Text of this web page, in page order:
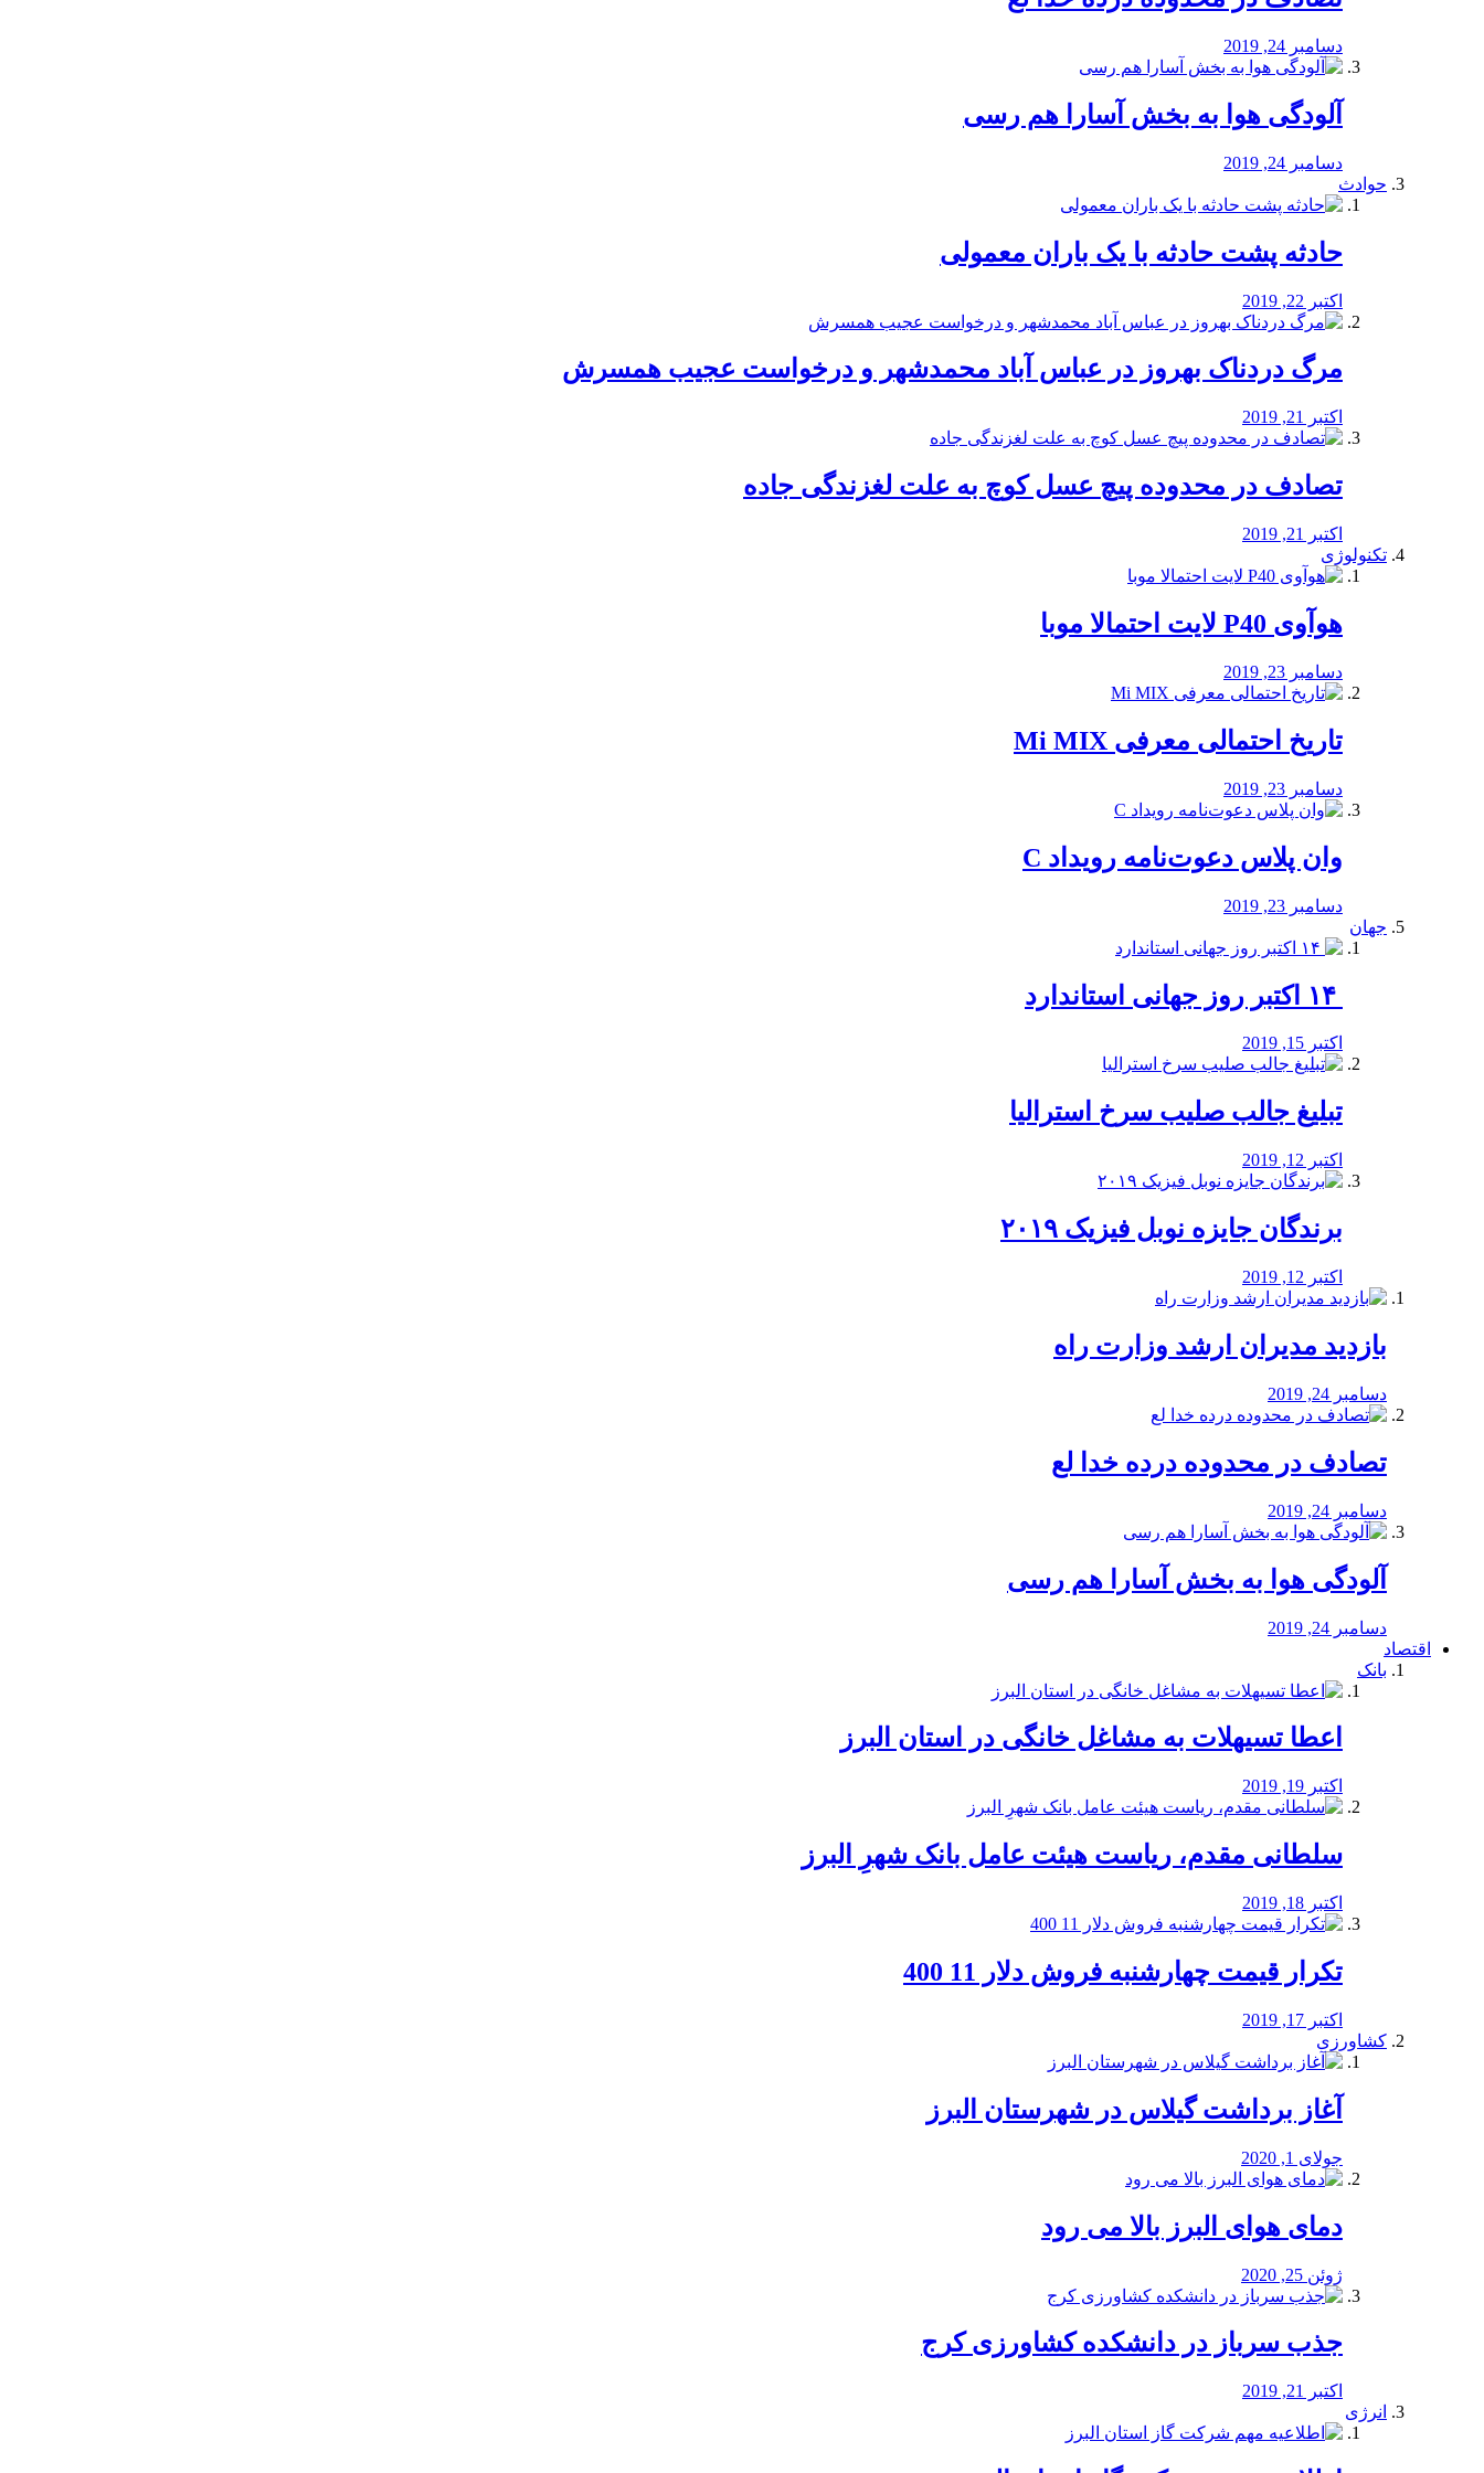
دسامبر 24, 2019
آلودگی هوا به بخش آسارا هم رسی
دسامبر 24, 2019
حوادث
️حادثه پشت حادثه با یک باران معمولی
اکتبر 22, 2019
مرگ دردناک بهروز در عباس آباد محمدشهر و درخواست عجیب همسرش
اکتبر 21, 2019
تصادف در محدوده پیچ عسل کوچ به علت لغزندگی جاده
اکتبر 21, 2019
تکنولوژی
هوآوی P40 لایت احتمالا موبا
دسامبر 23, 2019
تاریخ احتمالی معرفی Mi MIX
دسامبر 23, 2019
وان پلاس دعوت‌نامه رویداد C
دسامبر 23, 2019
جهان
اکتبر 15, 2019
تبلیغ جالب صلیب سرخ استرالیا
اکتبر 12, 2019
برندگان جایزه نوبل فیزیک ۲۰۱۹
اکتبر 12, 2019
بازدید مدیران ارشد وزارت راه
دسامبر 24, 2019
تصادف در محدوده درده خدا لع
دسامبر 24, 2019
آلودگی هوا به بخش آسارا هم رسی
دسامبر 24, 2019
اقتصاد
بانک
️اعطا تسیهلات به مشاغل خانگی در استان البرز
اکتبر 19, 2019
سلطانی مقدم، ریاست هیئت عامل بانک شهرِ البرز
اکتبر 18, 2019
تکرار قیمت چهارشنبه فروش دلار 11 400
اکتبر 17, 2019
کشاورزی
آغاز برداشت گیلاس در شهرستان البرز
جولای 1, 2020
دمای هوای البرز بالا می رود
ژوئن 25, 2020
جذب سرباز در دانشکده کشاورزی کرج
اکتبر 21, 2019
انرژی